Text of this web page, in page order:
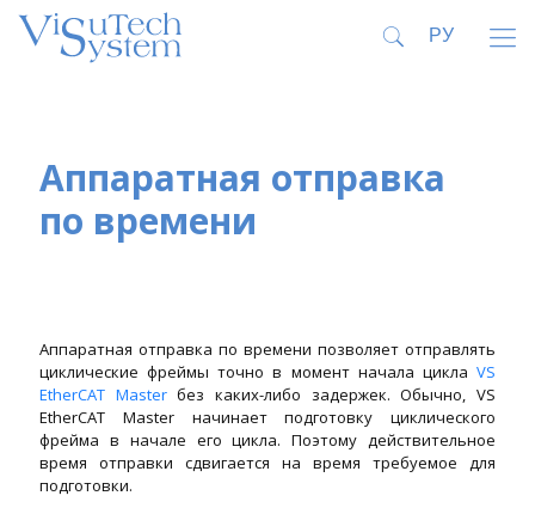
Аппаратная отправка
по времени
Аппаратная отправка по времени позволяет отправлять
циклические фреймы точно в момент начала цикла VS
EtherCAT Masterбез каких-либо задержек. Обычно, VS
EtherCAT Master начинает подготовку циклического
фрейма в начале его цикла. Поэтому действительное
время отправки сдвигается на время требуемое для
подготовки.